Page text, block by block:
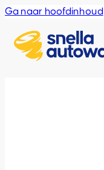
Ga naar hoofdinhoud